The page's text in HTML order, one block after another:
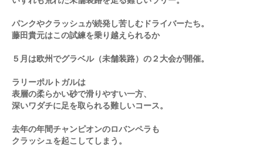
パンクやクラッシュが続発し苦しむドライバーたち。
藤田貴元はこの試練を乗り越えられるか
５月は欧州でグラベル（未舗装路）の２大会が開催。
ラリーポルトガルは
表層の柔らかい砂で滑りやすい一方、
深いワダチに足を取られる難しいコース。
去年の年間チャンピオンのロバンペラも
クラッシュを起こしてしまう。